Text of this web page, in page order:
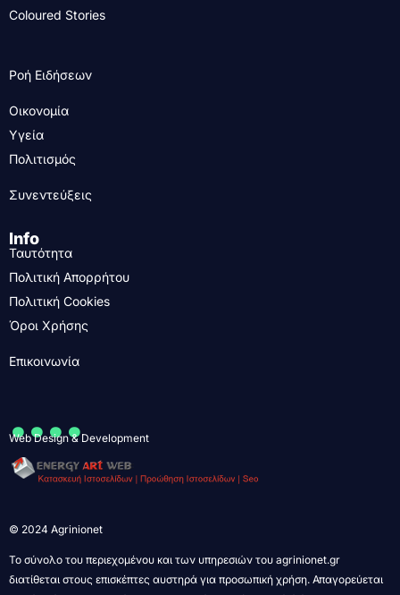
Coloured Stories
Ροή Ειδήσεων
Οικονομία
Υγεία
Πολιτισμός
Συνεντεύξεις
Info
Ταυτότητα
Πολιτική Απορρήτου
Πολιτική Cookies
Όροι Χρήσης
Επικοινωνία
....
Web Design & Development
© 2024 Agrinionet
Το σύνολο του περιεχομένου και των υπηρεσιών του agrinionet.gr
διατίθεται στους επισκέπτες αυστηρά για προσωπική χρήση. Απαγορεύεται